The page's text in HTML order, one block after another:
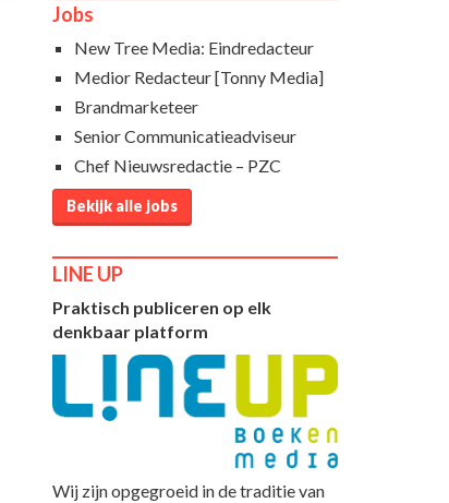
Jobs
New Tree Media: Eindredacteur
Medior Redacteur [Tonny Media]
Brandmarketeer
Senior Communicatieadviseur
Chef Nieuwsredactie – PZC
Bekijk alle jobs
LINE UP
Praktisch publiceren op elk
denkbaar platform
Wij zijn opgegroeid in de traditie van